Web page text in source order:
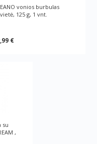
vonios burbulas
125 g, 1 vnt.
€
su
,